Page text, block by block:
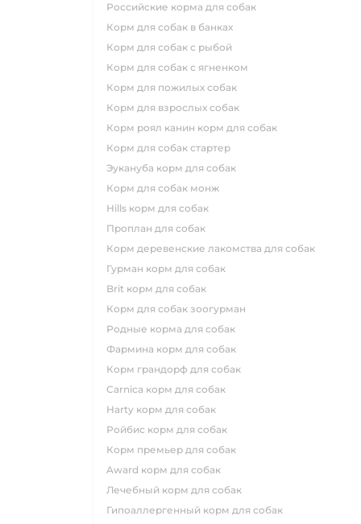
российские корма для собак
корм для собак в банках
корм для собак с рыбой
корм для собак с ягненком
корм для пожилых собак
корм для взрослых собак
корм роял канин корм для собак
корм для собак стартер
эукануба корм для собак
корм для собак монж
hills корм для собак
проплан для собак
корм деревенские лакомства для собак
гурман корм для собак
brit корм для собак
корм для собак зоогурман
родные корма для собак
фармина корм для собак
корм грандорф для собак
carnica корм для собак
harty корм для собак
ройбис корм для собак
корм премьер для собак
award корм для собак
лечебный корм для собак
гипоаллергенный корм для собак